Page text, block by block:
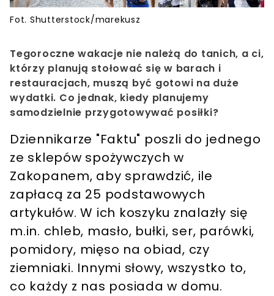
Fot. Shutterstock/marekusz
Tegoroczne wakacje nie należą do tanich, a ci,
którzy planują stołować się w barach i
restauracjach, muszą być gotowi na duże
wydatki. Co jednak, kiedy planujemy
samodzielnie przygotowywać posiłki?
Dziennikarze "Faktu" poszli do jednego
ze sklepów spożywczych w
Zakopanem, aby sprawdzić, ile
zapłacą za 25 podstawowych
artykułów. W ich koszyku znalazły się
m.in. chleb, masło, bułki, ser, parówki,
pomidory, mięso na obiad, czy
ziemniaki. Innymi słowy, wszystko to,
co każdy z nas posiada w domu.